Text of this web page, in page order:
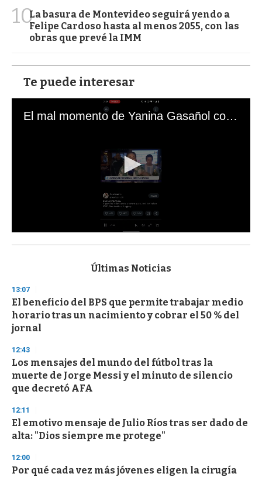
10La basura de Montevideo seguirá yendo a
Felipe Cardoso hasta al menos 2055, con las
obras que prevé la IMM
Te puede interesar
El mal momento de Yanina Gasañol con un hincha argentino en "Subrayado"
s
d
s
o
f
3
s
e
c
o
n
d
Últimas Noticias
13:07
El beneficio del BPS que permite trabajar medio
horario tras un nacimiento y cobrar el 50 % del
jornal
12:43
Los mensajes del mundo del fútbol tras la
muerte de Jorge Messi y el minuto de silencio
que decretó AFA
12:11
El emotivo mensaje de Julio Ríos tras ser dado de
alta: "Dios siempre me protege"
12:00
Por qué cada vez más jóvenes eligen la cirugía